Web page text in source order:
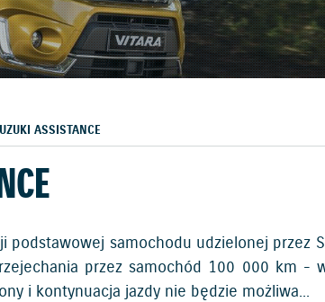
ASSISTANCE
podstawowej samochodu udzielonej przez
przez samochód 100 000 km -
i kontynuacja jazdy nie będzie możliwa...